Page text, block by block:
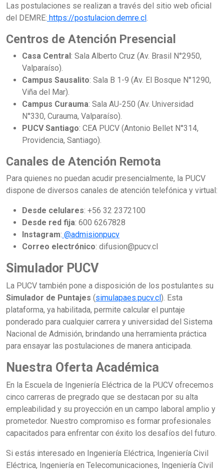
Las postulaciones se realizan a través del sitio web oficial
del DEMRE: https://postulacion.demre.cl .
Centros de Atención Presencial
Casa Central : Sala Alberto Cruz (Av. Brasil N°2950,
Valparaíso).
Campus Sausalito: Sala B 1-9 (Av. El Bosque N°1290,
Viña del Mar).
Campus Curauma: Sala AU-250 (Av. Universidad
N°330, Curauma, Valparaíso).
PUCV Santiago: CEA PUCV (Antonio Bellet N°314,
Providencia, Santiago).
Canales de Atención Remota
Para quienes no puedan acudir presencialmente, la PUCV
dispone de diversos canales de atención telefónica y virtual:
Desde celulares: +56 32 2372100
Desde red fija: 600 6267828
Instagram: @admisionpucv
Correo electrónico: difusion@pucv.cl
Simulador PUCV
La PUCV también pone a disposición de los postulantes su
Simulador de Puntajes (simulapaes.pucv.cl ). Esta
plataforma, ya habilitada, permite calcular el puntaje
ponderado para cualquier carrera y universidad del Sistema
Nacional de Admisión, brindando una herramienta práctica
para ensayar las postulaciones de manera anticipada.
Nuestra Oferta Académica
En la Escuela de Ingeniería Eléctrica de la PUCV ofrecemos
cinco carreras de pregrado que se destacan por su alta
empleabilidad y su proyección en un campo laboral amplio y
prometedor. Nuestro compromiso es formar profesionales
capacitados para enfrentar con éxito los desafíos del futuro.
Si estás interesado en Ingeniería Eléctrica, Ingeniería Civil
Eléctrica, Ingeniería en Telecomunicaciones, Ingeniería Civil